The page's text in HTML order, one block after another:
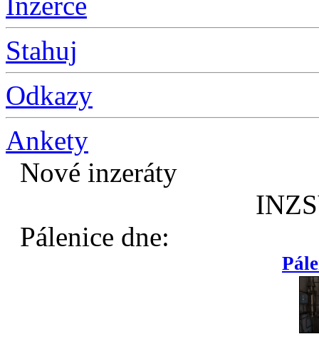
Stahuj
Odkazy
Ankety
Nové inzeráty
Pálenice dne: